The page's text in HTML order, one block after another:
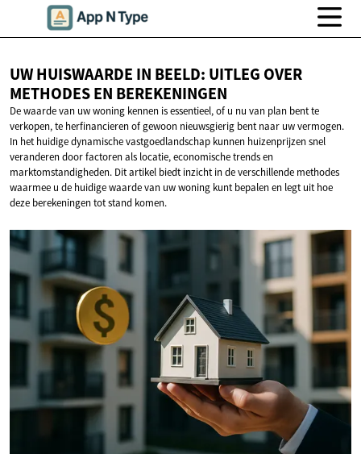
UW HUISWAARDE IN BEELD: UITLEG OVER
METHODESEN BEREKENINGEN
De waarde van uw woning kennen is essentieel, of u nu van plan bent te
verkopen, te herfinancieren of gewoon nieuwsgierig bent naar uw vermogen.
In het huidige dynamische vastgoedlandschap kunnen huizenprijzen snel
veranderen door factoren als locatie, economische trends en
marktomstandigheden. Dit artikel biedt inzicht in de verschillende methodes
waarmee u de huidige waarde van uw woning kunt bepalen en legt uit hoe
deze berekeningen tot stand komen.